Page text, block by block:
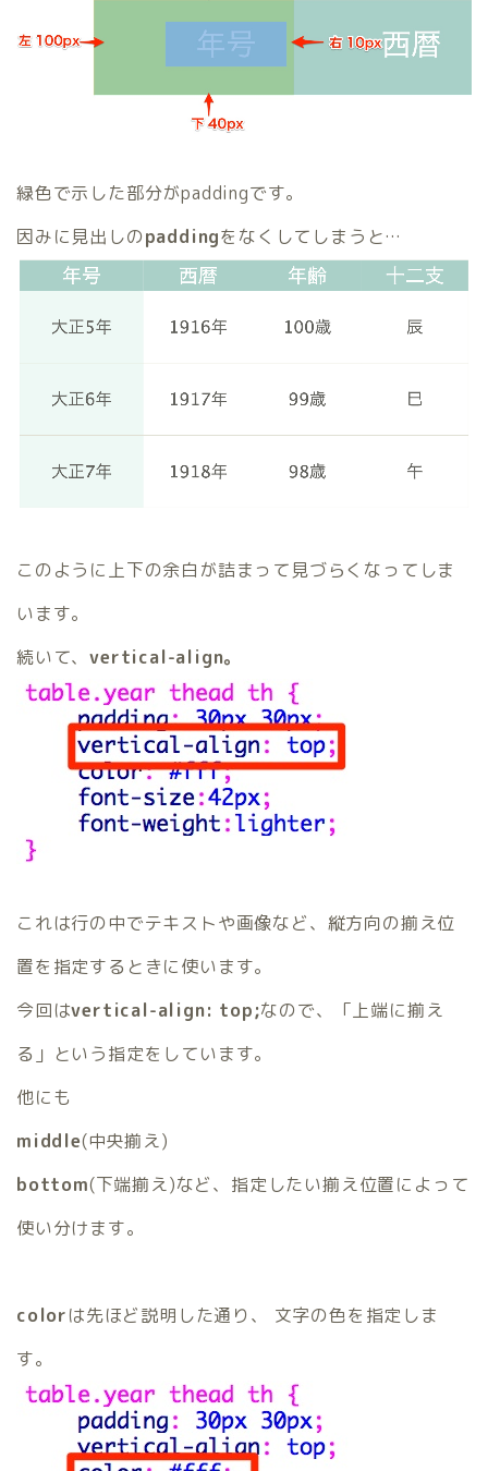
緑色で示した部分がpaddingです。
因みに見出しのpaddingをなくしてしまうと…
このように上下の余白が詰まって見づらくなってしま
います。
続いて、vertical-align。
これは行の中でテキストや画像など、縦方向の揃え位
置を指定するときに使います。
今回はvertical-align: top;なので、「上端に揃え
る」という指定をしています。
他にも
middle(中央揃え)
bottom(下端揃え)など、指定したい揃え位置によって
使い分けます。
colorは先ほど説明した通り、 文字の色を指定しま
す。